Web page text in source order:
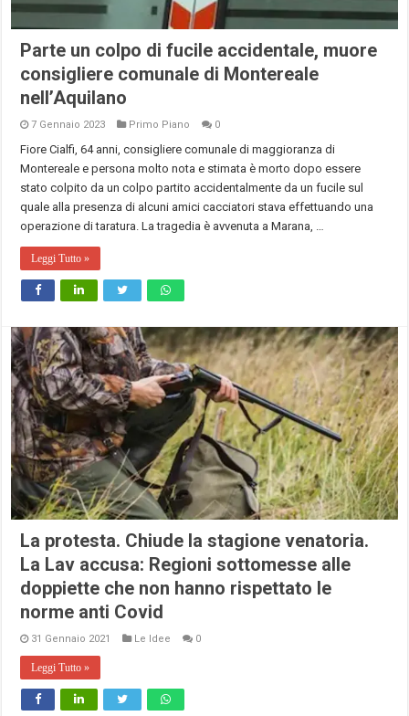
Parte un colpo di fucile accidentale, muore
consigliere comunale di Montereale
nell’Aquilano
7 Gennaio 2023 Primo Piano 0
Fiore Cialfi, 64 anni, consigliere comunale di maggioranza di
Montereale e persona molto nota e stimata è morto dopo essere
stato colpito da un colpo partito accidentalmente da un fucile sul
quale alla presenza di alcuni amici cacciatori stava effettuando una
operazione di taratura. La tragedia è avvenuta a Marana, …
Leggi Tutto »
La protesta. Chiude la stagione venatoria.
La Lav accusa: Regioni sottomesse alle
doppiette che non hanno rispettato le
norme anti Covid
31 Gennaio 2021 Le Idee 0
Leggi Tutto »